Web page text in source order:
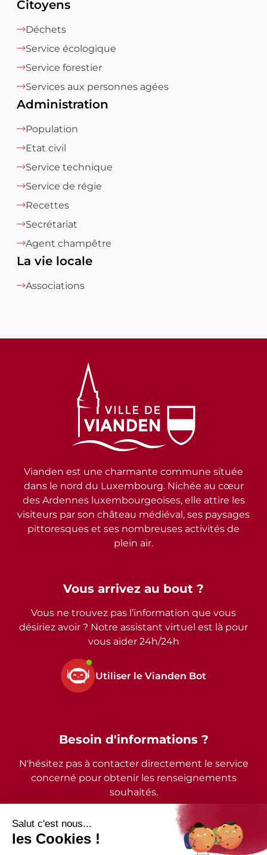
Citoyens
Déchets
Service écologique
Service forestier
Services aux personnes agées
Administration
Population
Etat civil
Service technique
Service de régie
Recettes
Secrétariat
Agent champêtre
La vie locale
Associations
Vous arrivez au bout ?
Vous ne trouvez pas l’information que vous
désiriez avoir ? Notre assistant virtuel est là pour
vous aider 24h/24h
Utiliser le Vianden Bot
Vianden est une charmante commune située
dans le nord du Luxembourg. Nichée au cœur
des Ardennes luxembourgeoises, elle attire les
visiteurs par son château médiéval, ses paysages
pittoresques et ses nombreuses activités de
plein air.
Besoin d'informations ?
N'hésitez pas à contacter directement le service
concerné pour obtenir les renseignements
souhaités.
2026 - © Commune de Vianden - Tous droits réservés